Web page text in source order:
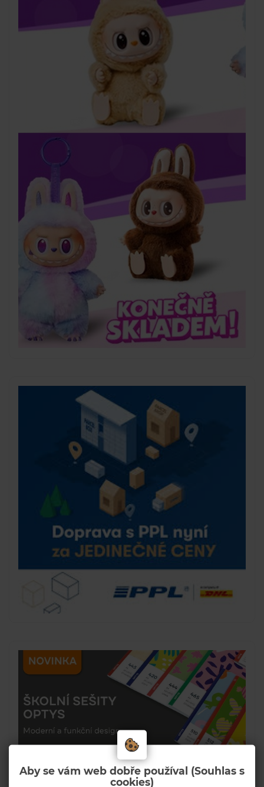
Aby se vám web dobře používal (Souhlas s
cookies)